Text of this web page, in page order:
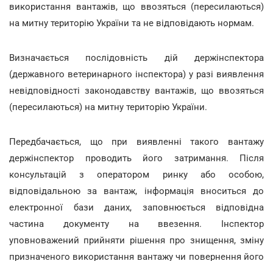
використання вантажів, що ввозяться (пересилаються)
на митну територію України та не відповідають нормам.
Визначається послідовність дій держінспектора
(державного ветеринарного інспектора) у разі виявлення
невідповідності законодавству вантажів, що ввозяться
(пересилаються) на митну територію України.
Передбачається, що при виявленні такого вантажу
держінспектор проводить його затримання. Після
консультацій з оператором ринку або особою,
відповідальною за вантаж, інформація вноситься до
електронної бази даних, заповнюється відповідна
частина документу на ввезення. Інспектор
уповноважений прийняти рішення про знищення, зміну
призначеного використання вантажу чи повернення його